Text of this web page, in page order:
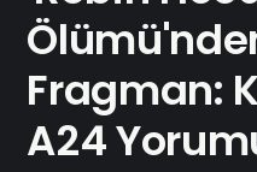
Fragman:
A24